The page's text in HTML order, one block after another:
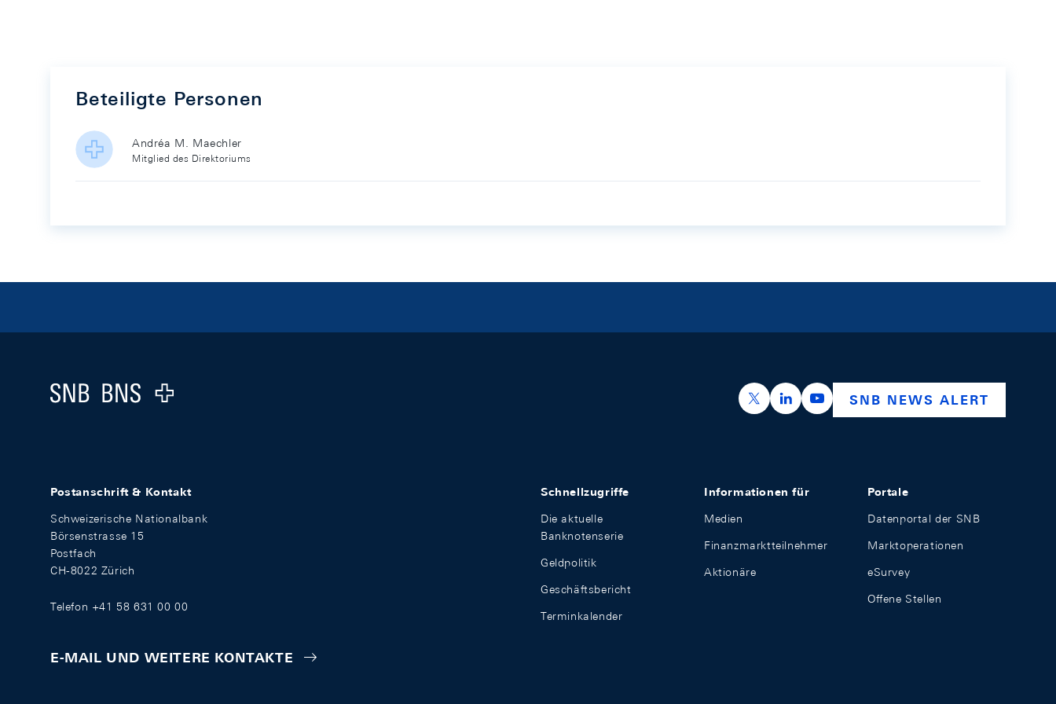
Beteiligte Personen
Andréa M. Maechler
Mitglied des Direktoriums
Logo
https://x.com/snb_bns
https://ch.linkedin.com/company/swiss-
https://www.youtube.com/
SNB NEWS ALERT
Postanschrift & Kontakt
Schweizerische Nationalbank
Börsenstrasse 15
Postfach
CH-8022 Zürich
Telefon +41 58 631 00 00
E-MAIL UND WEITERE KONTAKTE
Schnellzugriffe
Die aktuelle
Banknotenserie
Geldpolitik
Geschäftsbericht
Terminkalender
Informationen für
Medien
Finanzmarktteilnehmer
Aktionäre
Portale
Datenportal der SNB
Marktoperationen
eSurvey
Offene Stellen